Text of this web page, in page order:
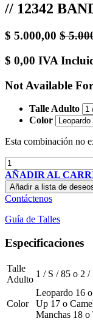
// 12342
$ 5.000,00 $
$ 0,00 IVA
Not Available
Talle Adulto
Color
Esta combinación no
AÑADIR AL
Añadir a lista de
Contáctenos
Guía de Talles
Especificaciones
Talle
Adulto
1 / S / 85 o 2 /
Color
Leopardo 16 o
Up 17 o
Manchas 18 o